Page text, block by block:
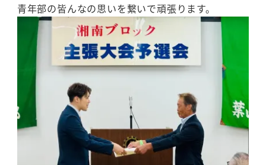
青年部の皆んなの思いを繋いで頑張ります。